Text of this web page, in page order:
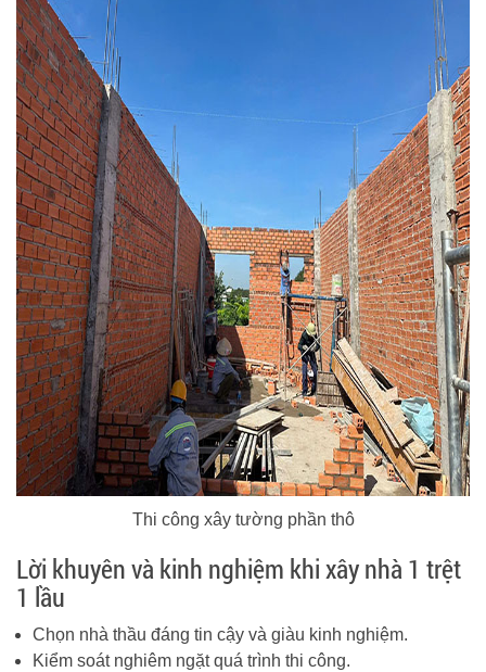
Thi công xây tường phần thô
Lời khuyên và kinh nghiệm khi xây nhà 1 trệt
1 lầu
Chọn nhà thầu đáng tin cậy và giàu kinh nghiệm.
Kiểm soát nghiêm ngặt quá trình thi công.